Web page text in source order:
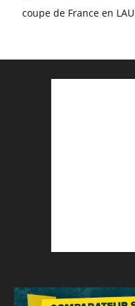
coupe de France en